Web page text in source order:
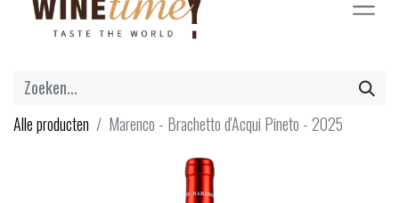
Alle producten Marenco - Brachetto d'Acqui Pineto - 2025